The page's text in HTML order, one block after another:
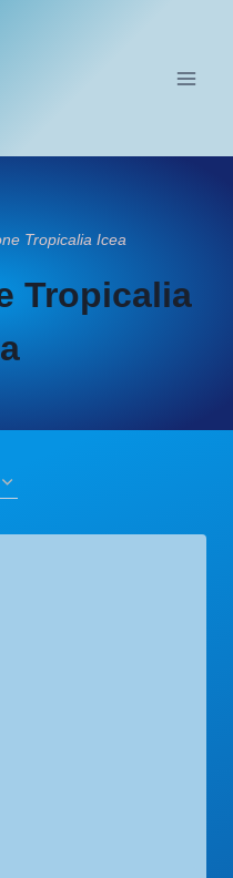
Tropicalia Icea
Tropicalia